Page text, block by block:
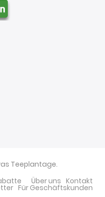
Teeplantage.
Kontakt
Über uns
Für Geschäftskunden